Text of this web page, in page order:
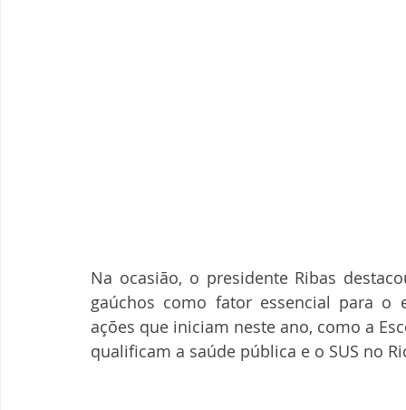
Na ocasião, o presidente Ribas
gaúchos como fator essencial para o
ações que iniciam neste ano, como a
qualificam a saúde pública e o SUS no